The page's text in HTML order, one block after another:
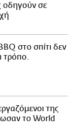
οδηγούν σε
στο σπίτι δεν
τρόπο.
της
το World